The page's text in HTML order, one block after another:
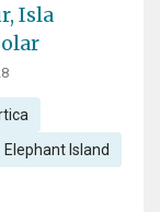
Isla
Elephant Island